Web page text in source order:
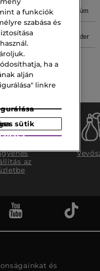
50ml Trésor Parfüm
Alapozó Púder
az
és
a funkciók
szabása és
ha a
alján
linkre